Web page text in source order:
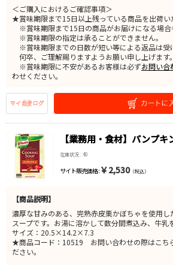
＜ご購入におけるご確認事項＞
★賞味期限まで15日以上残っている商品を出荷い
※賞味期限まで15日の商品がお届けになる場合
※賞味期限の指定は承ることができません。
※賞味期限までの日数が短い等による返品は受
何卒、ご理解賜りますようお願い申し上げます。
※賞味期限に不安があるお客様は必ずお問い合
わせください。
【業務用・食材】パンプ
在庫状況 : 40
サイト販売価格 : ￥2,530（税込）
【商品説明】
濃厚な甘みのある、完熟赤皮栗かぼちゃを使用
スープです。お湯に溶かして数分間煮込み、牛乳
サイズ：20.5×14.2×7.3
★商品コード：10519 お問い合わせの際はこち
ださい。